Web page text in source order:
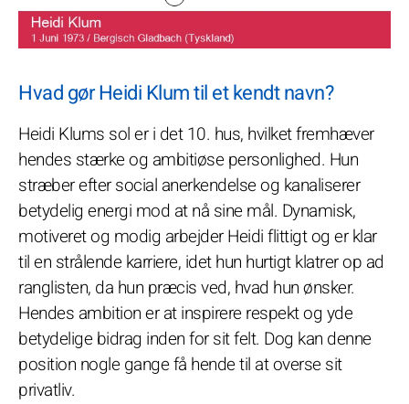
Hvad gør Heidi Klum til et kendt navn?
Heidi Klums sol er i det 10. hus, hvilket fremhæver
hendes stærke og ambitiøse personlighed. Hun
stræber efter social anerkendelse og kanaliserer
betydelig energi mod at nå sine mål. Dynamisk,
motiveret og modig arbejder Heidi flittigt og er klar
til en strålende karriere, idet hun hurtigt klatrer op ad
ranglisten, da hun præcis ved, hvad hun ønsker.
Hendes ambition er at inspirere respekt og yde
betydelige bidrag inden for sit felt. Dog kan denne
position nogle gange få hende til at overse sit
privatliv.